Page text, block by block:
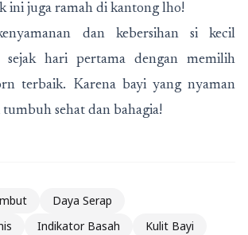
ini juga ramah di kantong lho!
dan kebersihan si kecil
sejak hari pertama dengan memilih
terbaik. Karena bayi yang nyaman
sehat dan bahagia!
Daya Serap
Indikator Basah
Kulit Bayi